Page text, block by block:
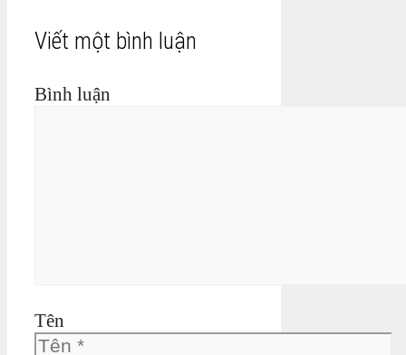
Viết một bình luận
Bình luận
Tên